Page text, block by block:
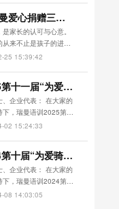
士...爱心捐赠三筐
家长的认可与心意。
来不止是孩子的进
支持。这份双向奔赴
25 15:39:42
十一届“为爱骑
企业（人士）
代表： 在大家的
下，瑞曼语训2025第十
动圆满落幕。我们深
我们对...
02 15:24:33
十届“为爱骑
企业（人士）
代表： 在大家的
下，瑞曼语训2024第十
圆满落幕。我们深感
08 14:03:05